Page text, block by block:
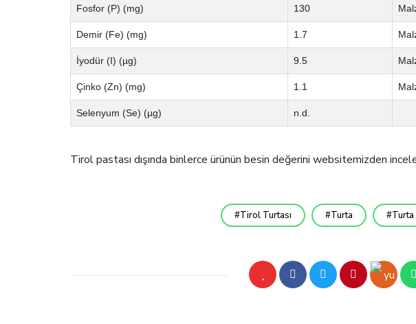
Fosfor (P) (mg) 130
Demir (Fe) (mg) 1.7
İyodür (I) (µg) 9.5
Çinko (Zn) (mg) 1.1
Selenyum (Se) (µg) n.d.
Tirol pastası dışında binlerce ürünün besin değerini websitemizden
Tirol Turtası Turta Turta